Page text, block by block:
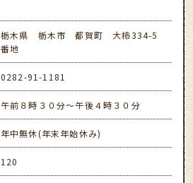
栃木県 栃木市 都賀町 大柿334-5
番地
0282-91-1181
午前８時３０分～午後４時３０分
年中無休(年末年始休み)
120